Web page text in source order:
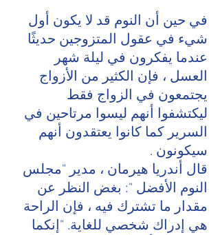
في حين أن النوم قد لا يكون أول
شيء في عقول المتزوجين حديثًا
عندما يفكرون في ليلة شهر
العسل ، فإن الكثير من الأزواج
يجتمعون في الزواج فقط
ليكتشفوا أنهم ليسوا مرتاحين في
السرير كما كانوا يعتقدون أنهم
سيكونون .
قال أندريا هيرمان ، مدير "مجلس
النوم الأفضل ": بغض النظر عن
مقدار ما تشترك فيه ، فإن الراحة
هي إدراك شخصي للغاية. "إنكما